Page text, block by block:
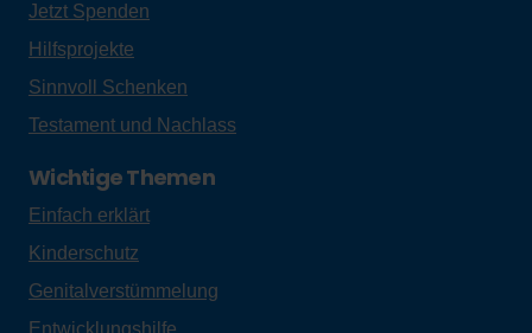
Jetzt Spenden
Hilfsprojekte
Sinnvoll Schenken
Testament und Nachlass
Wichtige Themen
Einfach erklärt
Kinderschutz
Genitalverstümmelung
Entwicklungshilfe